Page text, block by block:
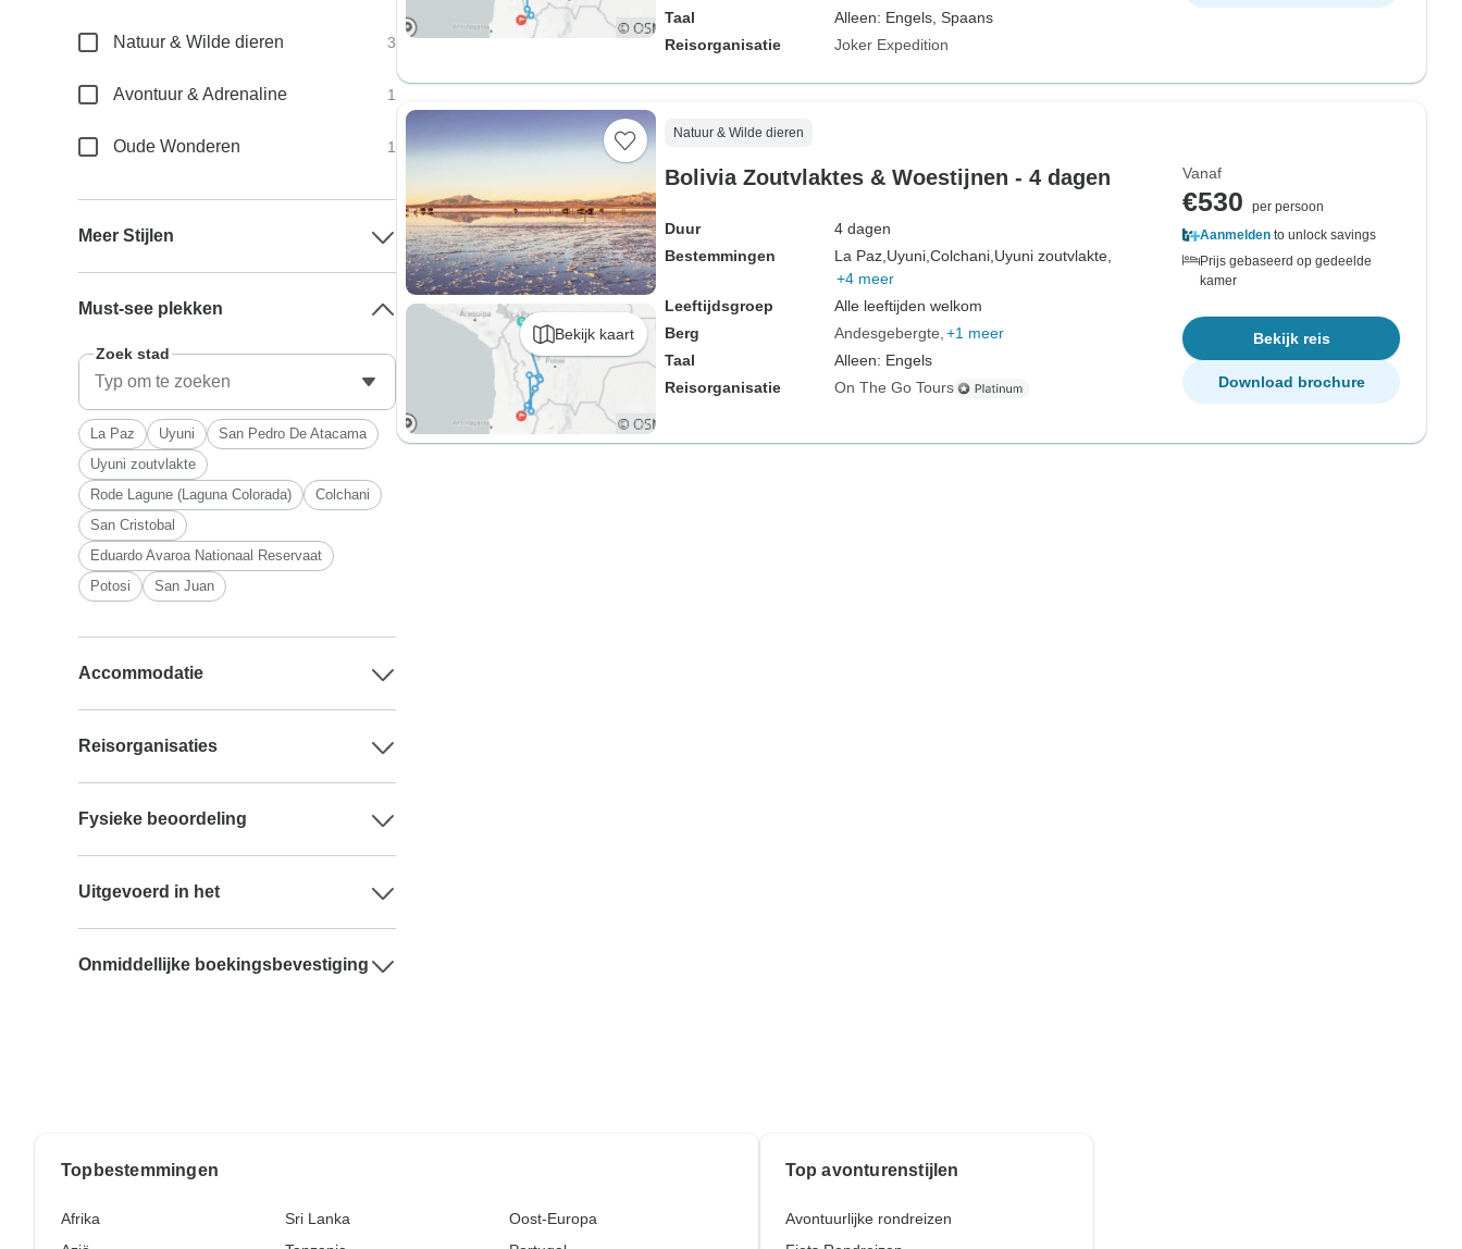
Taal
Alleen: Engels, Spaans
Reisorganisatie
Joker Expedition
Bekijk kaart
Natuur & Wilde dieren
Bolivia Zoutvlaktes & Woestijnen - 4 dagen
Duur
4 dagen
Bestemmingen
La Paz, Uyuni, Colchani, Uyuni zoutvlakte,
+4 meer
Leeftijdsgroep
Alle leeftijden welkom
Berg
Andesgebergte +1 meer
Taal
Alleen: Engels
Reisorganisatie
On The Go Tours
Vanaf
€530
per persoon
Aanmelden to unlock savings
Prijs gebaseerd op gedeelde
kamer
Bekijk reis
Download brochure
Natuur & Wilde dieren 3
Avontuur & Adrenaline 1
Oude Wonderen 1
Meer Stijlen
Must-see plekken
Zoek stad
La Paz Uyuni
San Pedro De Atacama
Uyuni zoutvlakte
Rode Lagune (Laguna Colorada)
Colchani
San Cristobal
Eduardo Avaroa Nationaal Reservaat
Potosi
San Juan
Accommodatie
Reisorganisaties
Fysieke beoordeling
Uitgevoerd in het
Onmiddellijke boekingsbevestiging
Topbestemmingen
Afrika
Sri Lanka
Oost-Europa
Top avonturenstijlen
Avontuurlijke rondreizen